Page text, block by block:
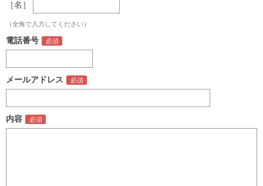
［名］
（全角で入力してください）
電話番号
メールアドレス
内容